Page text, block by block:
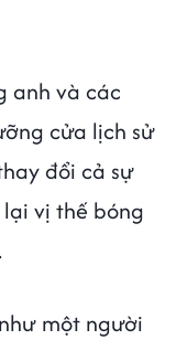
anh và các
cửa lịch sử
đổi cả sự
vị thế bóng
một người